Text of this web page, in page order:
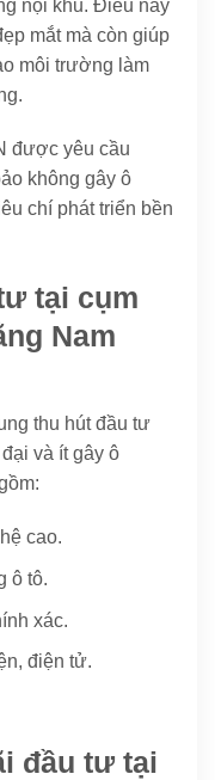
nội khu. Điều này
mắt mà còn giúp
môi trường làm
được yêu cầu
không gây ô
chí phát triển bền
tại cụm
Nam
thu hút đầu tư
và ít gây ô
cao.
ô tô.
xác.
điện tử.
đầu tư tại